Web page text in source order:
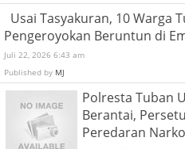
Usai Tasyakuran, 10 Warga
Pengeroyokan Beruntun di
Juli 22, 2026 6:43 am
Published by MJ
Polresta Tuban
Berantai,
Peredaran